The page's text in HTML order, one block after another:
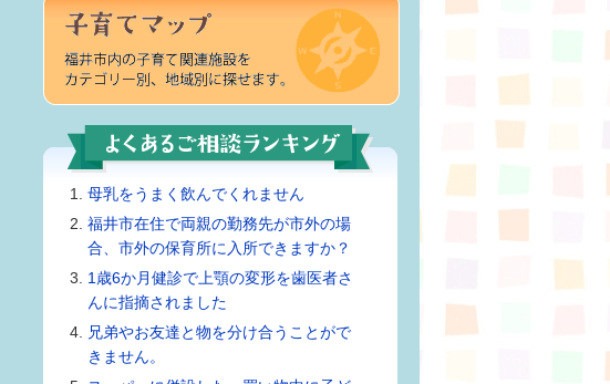
母乳をうまく飲んでくれません
福井市在住で両親の勤務先が市外の場
合、市外の保育所に入所できますか？
1歳6か月健診で上顎の変形を歯医者さ
んに指摘されました
兄弟やお友達と物を分け合うことがで
きません。